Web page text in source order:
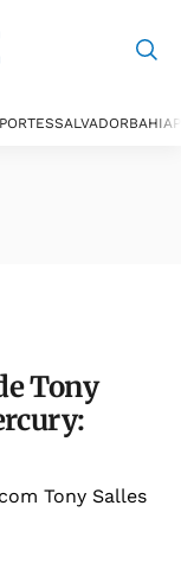
SALVADORBAHIA
Tony
Tony Salles